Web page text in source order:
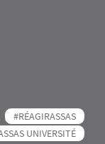
#RÉAGIRASSAS
UNIVERSITÉ